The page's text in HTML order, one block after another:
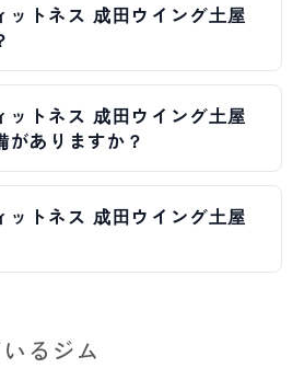
ットネス 成田ウイング土屋
ットネス 成田ウイング土屋
がありますか？
ットネス 成田ウイング土屋
るジム